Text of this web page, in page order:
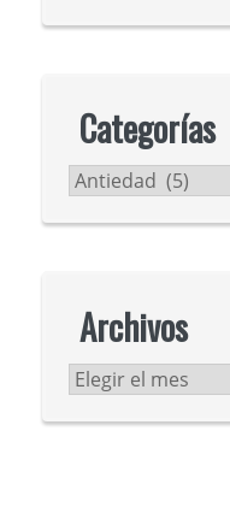
Categorías
Categorías
Archivos
Archivos